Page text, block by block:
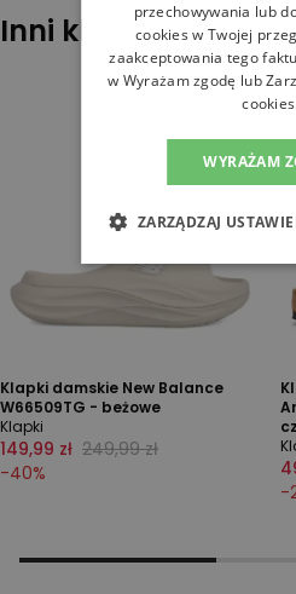
Inni klienci
Klapki damskie New Balance
W66509TG - beżowe
Klapki
149,99 zł 249,99 zł
-40%
-
przechowywania lub
cookies w Twojej
zaakceptowania tego
w Wyrażam zgodę lub
WYRAŻAM
ZARZĄDZAJ